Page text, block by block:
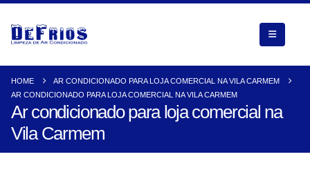
HOME
AR CONDICIONADO PARA LOJA COMERCIAL NA VILA CARMEM
AR CONDICIONADO PARA LOJA COMERCIAL NA VILA CARMEM
Ar condicionado para loja comercial na
Vila Carmem